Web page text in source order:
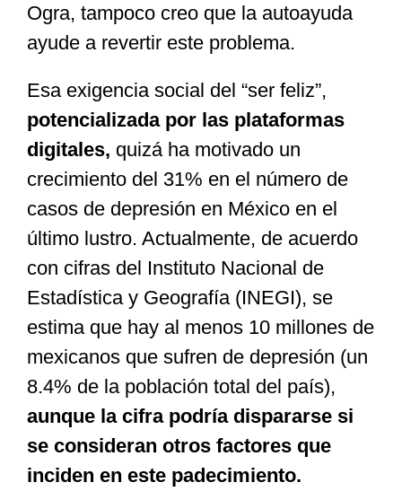
Ogra, tampoco creo que la autoayuda
ayude a revertir este problema.
Esa exigencia social del “ser feliz”,
potencializada por las plataformas
digitales, quizá ha motivado un
crecimiento del 31% en el número de
casos de depresión en México en el
último lustro. Actualmente, de acuerdo
con cifras del Instituto Nacional de
Estadística y Geografía (INEGI), se
estima que hay al menos 10 millones de
mexicanos que sufren de depresión (un
8.4% de la población total del país),
aunque la cifra podría dispararse si
se consideran otros factores que
inciden en este padecimiento.